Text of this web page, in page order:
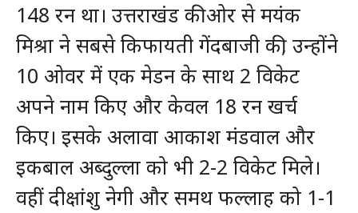
148 रन था। उत्तराखंड की ओर से मयंक
मिश्रा ने सबसे किफायती गेंदबाजी की, उन्होंने
10 ओवर में एक मेडन के साथ 2 विकेट
अपने नाम किए और केवल 18 रन खर्च
किए। इसके अलावा आकाश मंडवाल और
इकबाल अब्दुल्ला को भी 2-2 विकेट मिले।
वहीं दीक्षांशु नेगी और समथ फल्लाह को 1-1